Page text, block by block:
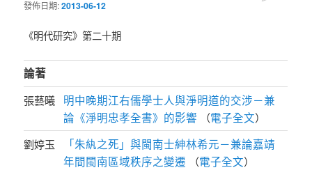
發佈日期:2013-06-12
《明代研究》第二十期
論著
張藝曦
明中晚期江右儒學士人與淨明道的交涉－兼
論《淨明忠孝全書》的影響 （電子全文）
劉婷玉
「朱紈之死」與閩南士紳林希元－兼論嘉靖
年間閩南區域秩序之變遷 （電子全文）